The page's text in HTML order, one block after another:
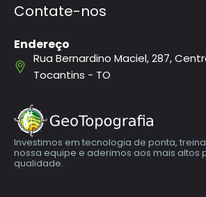
Contate-nos
Endereço
Rua Bernardino Maciel, 287,
Tocantins - TO
Investimos em tecnologia de ponta,
nossa equipe e aderimos aos mais altos
qualidade.